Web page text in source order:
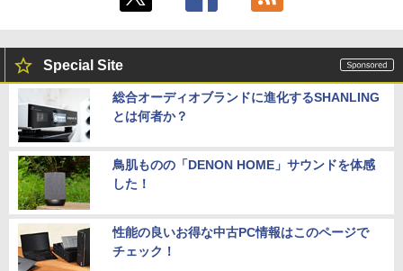
Special Site
総合オーディオブランドに進化するSHANLING
とは何者か？
鳥肌ものの「DENON HOME」サウンドを体感
した！
性能の良いお得な中古PC情報はこのページで
チェック！